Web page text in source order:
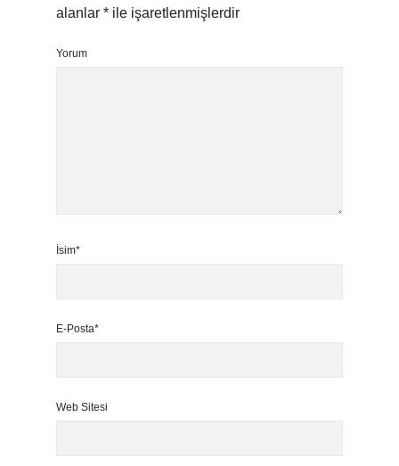
alanlar * ile işaretlenmişlerdir
Yorum
İsim*
E-Posta*
Web Sitesi